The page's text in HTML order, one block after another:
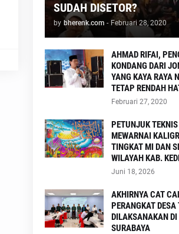
SUDAH DISETOR?
by bherenk.com - Februari 28, 2020
AHMAD RIFAI,
KONDANG DARI
YANG KAYA RAYA
TETAP RENDAH
Februari 27, 2020
PETUNJUK
MEWARNAI
TINGKAT MI DAN
WILAYAH KAB.
Juni 18, 2026
AKHIRNYA CAT
PERANGKAT DESA
DILAKSANAKAN
SURABAYA